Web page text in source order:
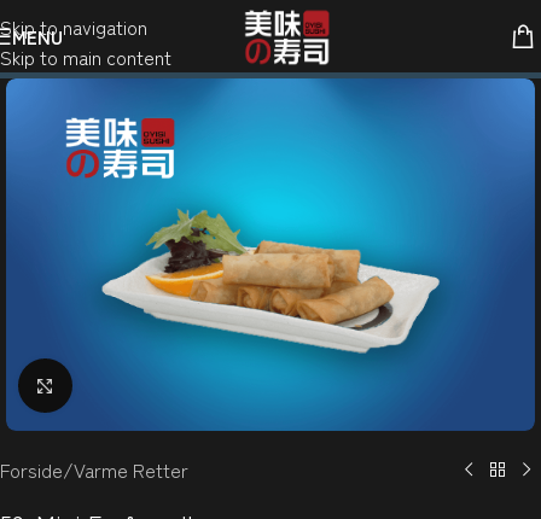
Skip to navigation
Skip to main content
MENU
Klik for at forstørre
Forside/Varme Retter